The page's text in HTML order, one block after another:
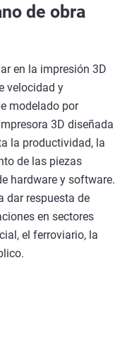
de obra
en la impresión 3D
velocidad y
modelado por
3D diseñada
la productividad, la
de las piezas
hardware y software.
dar respuesta de
en sectores
el ferroviario, la